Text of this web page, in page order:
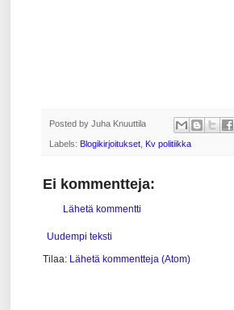
Posted by Juha Knuuttila
Labels: Blogikirjoitukset, Kv politiikka
Ei kommentteja:
Lähetä kommentti
Uudempi teksti
Tilaa: Lähetä kommentteja (Atom)